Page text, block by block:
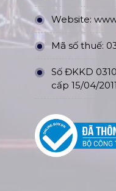
Website:
Mã số thuế:
Số ĐKKD
cấp 15/04/2011